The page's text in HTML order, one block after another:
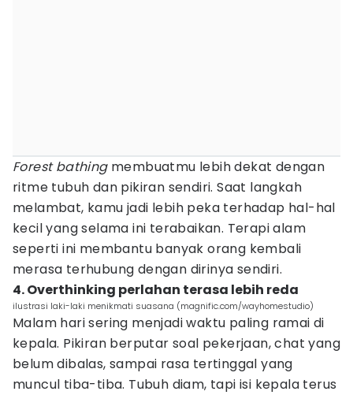
Forest bathingmembuatmu lebih dekat dengan
ritme tubuh dan pikiran sendiri. Saat langkah
melambat, kamu jadi lebih peka terhadap hal-hal
kecil yang selama ini terabaikan. Terapi alam
seperti ini membantu banyak orang kembali
merasa terhubung dengan dirinya sendiri.
4. Overthinking perlahan terasa lebih reda
ilustrasi laki-laki menikmati suasana (magnific.com/wayhomestudio)
Malam hari sering menjadi waktu paling ramai di
kepala. Pikiran berputar soal pekerjaan, chat yang
belum dibalas, sampai rasa tertinggal yang
muncul tiba-tiba. Tubuh diam, tapi isi kepala terus